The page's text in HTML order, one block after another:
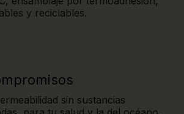
y reciclables.
sin sustancias